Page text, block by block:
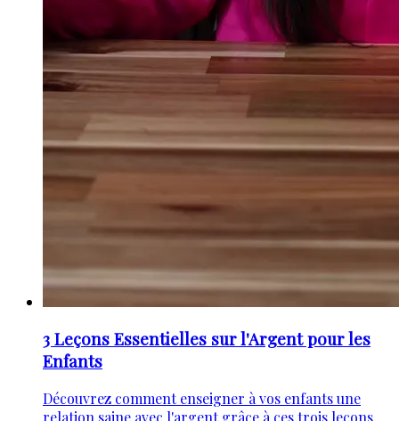
3 Leçons Essentielles sur l'Argent pour les
Enfants
Découvrez comment enseigner à vos enfants une
relation saine avec l'argent grâce à ces trois leçons